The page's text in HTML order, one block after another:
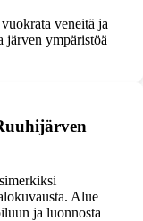
veneitä ja
järven ympäristöä
Alue
ja luonnosta